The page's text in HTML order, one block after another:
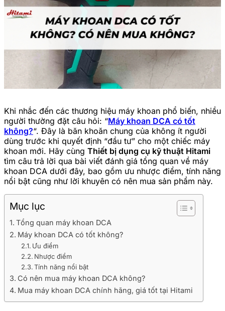
Khi nhắc đến các thương hiệu máy khoan phổ biến, nhiều
người thường đặt câu hỏi: “Máy khoan DCA có tốt
không?“. Đây là băn khoăn chung của không ít người
dùng trước khi quyết định “đầu tư” cho một chiếc máy
khoan mới. Hãy cùng Thiết bị dụng cụ kỹ thuật Hitami
tìm câu trả lời qua bài viết đánh giá tổng quan về máy
khoan DCA dưới đây, bao gồm ưu nhược điểm, tính năng
nổi bật cũng như lời khuyên có nên mua sản phẩm này.
Mục lục
Tổng quan máy khoan DCA
Máy khoan DCA có tốt không?
Ưu điểm
Nhược điểm
Tính năng nổi bật
Có nên mua máy khoan DCA không?
Mua máy khoan DCA chính hãng, giá tốt tại Hitami